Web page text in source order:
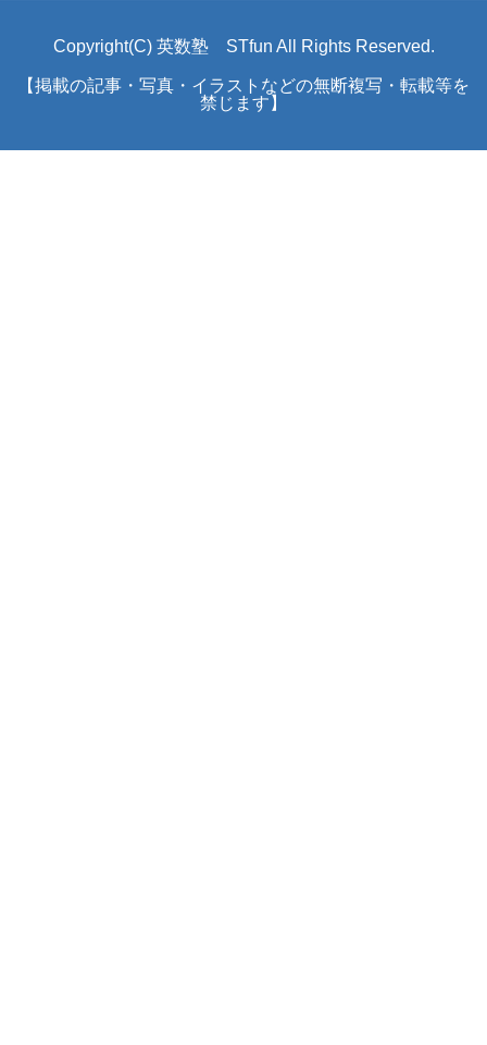
Copyright(C) 英数塾 STfun All Rights Reserved.
【掲載の記事・写真・イラストなどの無断複写・転載等を
禁じます】